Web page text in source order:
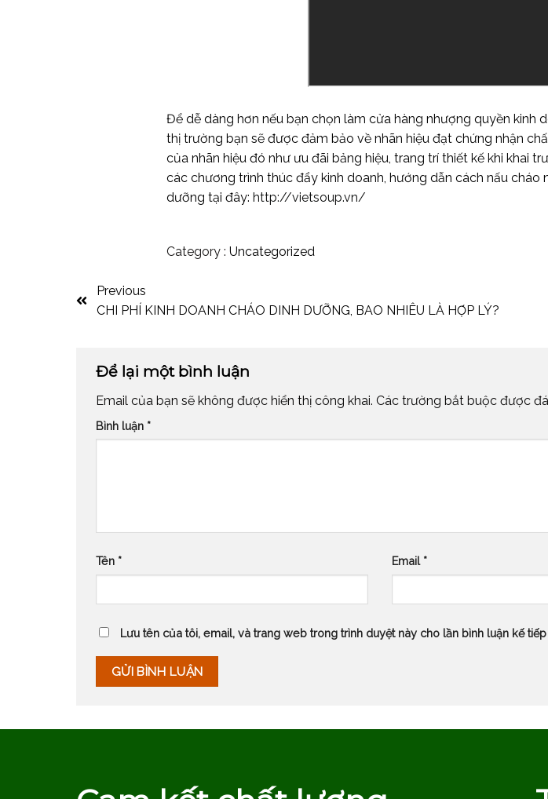
Để dễ dàng hơn nếu bạn chọn làm cửa hàng nhượng quyền kinh
thị trường bạn sẽ được đảm bảo về nhãn hiệu đạt chứng nhận
của nhãn hiệu đó như ưu đãi bảng hiệu, trang trí thiết kế khi khai
các chương trình thúc đẩy kinh doanh, hướng dẫn cách nấu
dưỡng tại đây: http://vietsoup.vn/
Category : Uncategorized
Previous
CHI PHÍ KINH DOANH CHÁO DINH DƯỠNG, BAO NHIÊU LÀ HỢP LÝ?
Để lại một bình luận
Email của bạn sẽ không được hiển thị công khai. Các trường bắt buộc được
Bình luận *
Tên * Email *
Lưu tên của tôi, email, và trang web trong trình duyệt này cho lần bình luận kế